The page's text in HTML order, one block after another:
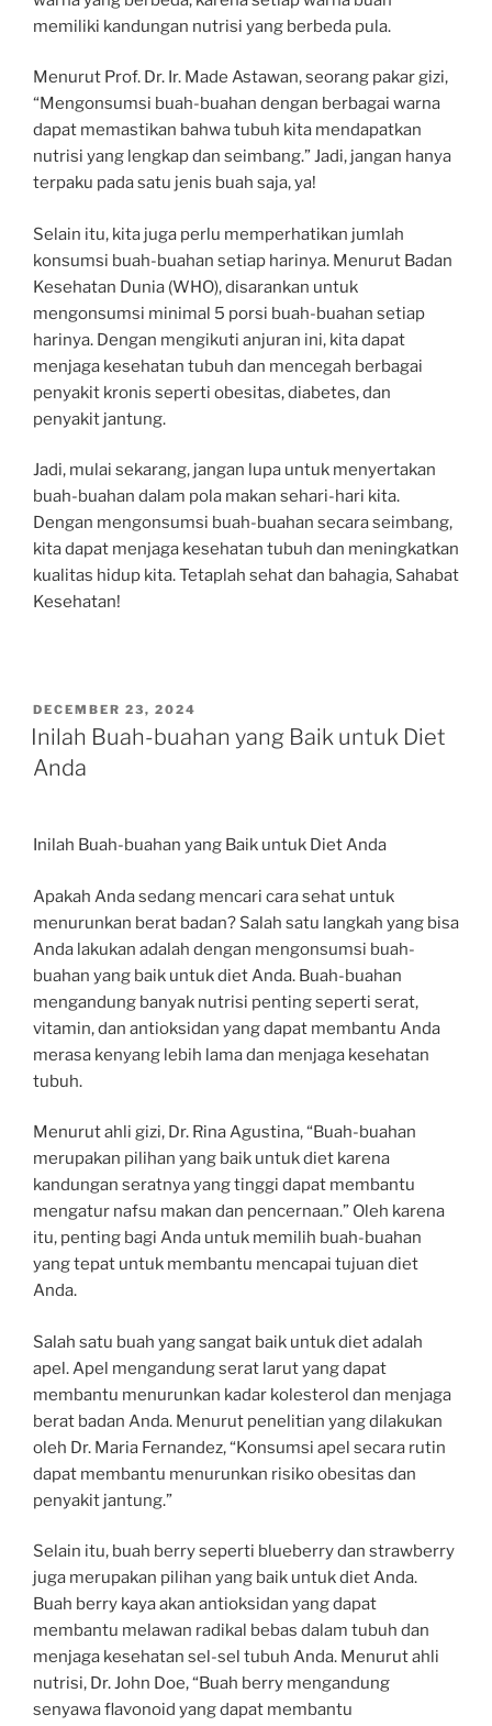
memiliki kandungan nutrisi yang berbeda pula.
Menurut Prof. Dr. Ir. Made Astawan, seorang pakar gizi,
“Mengonsumsi buah-buahan dengan berbagai warna
dapat memastikan bahwa tubuh kita mendapatkan
nutrisi yang lengkap dan seimbang.” Jadi, jangan hanya
terpaku pada satu jenis buah saja, ya!
Selain itu, kita juga perlu memperhatikan jumlah
konsumsi buah-buahan setiap harinya. Menurut Badan
Kesehatan Dunia (WHO), disarankan untuk
mengonsumsi minimal 5 porsi buah-buahan setiap
harinya. Dengan mengikuti anjuran ini, kita dapat
menjaga kesehatan tubuh dan mencegah berbagai
penyakit kronis seperti obesitas, diabetes, dan
penyakit jantung.
Jadi, mulai sekarang, jangan lupa untuk menyertakan
buah-buahan dalam pola makan sehari-hari kita.
Dengan mengonsumsi buah-buahan secara seimbang,
kita dapat menjaga kesehatan tubuh dan meningkatkan
kualitas hidup kita. Tetaplah sehat dan bahagia, Sahabat
Kesehatan!
POSTED
ON
DECEMBER 23, 2024
Inilah Buah-buahan yang Baik untuk Diet
Anda
Inilah Buah-buahan yang Baik untuk Diet Anda
Apakah Anda sedang mencari cara sehat untuk
menurunkan berat badan? Salah satu langkah yang bisa
Anda lakukan adalah dengan mengonsumsi buah-
buahan yang baik untuk diet Anda. Buah-buahan
mengandung banyak nutrisi penting seperti serat,
vitamin, dan antioksidan yang dapat membantu Anda
merasa kenyang lebih lama dan menjaga kesehatan
tubuh.
Menurut ahli gizi, Dr. Rina Agustina, “Buah-buahan
merupakan pilihan yang baik untuk diet karena
kandungan seratnya yang tinggi dapat membantu
mengatur nafsu makan dan pencernaan.” Oleh karena
itu, penting bagi Anda untuk memilih buah-buahan
yang tepat untuk membantu mencapai tujuan diet
Anda.
Salah satu buah yang sangat baik untuk diet adalah
apel. Apel mengandung serat larut yang dapat
membantu menurunkan kadar kolesterol dan menjaga
berat badan Anda. Menurut penelitian yang dilakukan
oleh Dr. Maria Fernandez, “Konsumsi apel secara rutin
dapat membantu menurunkan risiko obesitas dan
penyakit jantung.”
Selain itu, buah berry seperti blueberry dan strawberry
juga merupakan pilihan yang baik untuk diet Anda.
Buah berry kaya akan antioksidan yang dapat
membantu melawan radikal bebas dalam tubuh dan
menjaga kesehatan sel-sel tubuh Anda. Menurut ahli
nutrisi, Dr. John Doe, “Buah berry mengandung
senyawa flavonoid yang dapat membantu